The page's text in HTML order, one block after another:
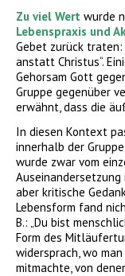
Zu viel Wert wurde
Lebenspraxis und
Gebet zurück traten:
anstatt Christus“.
Gehorsam Gott
Gruppe gegenüber
erwähnt, dass die
In diesen Kontext
innerhalb der Gruppe
wurde zwar vom
aber kritische
Lebensform fand
B.: „Du bist
Form des
widersprach, wo
mitmachte, von